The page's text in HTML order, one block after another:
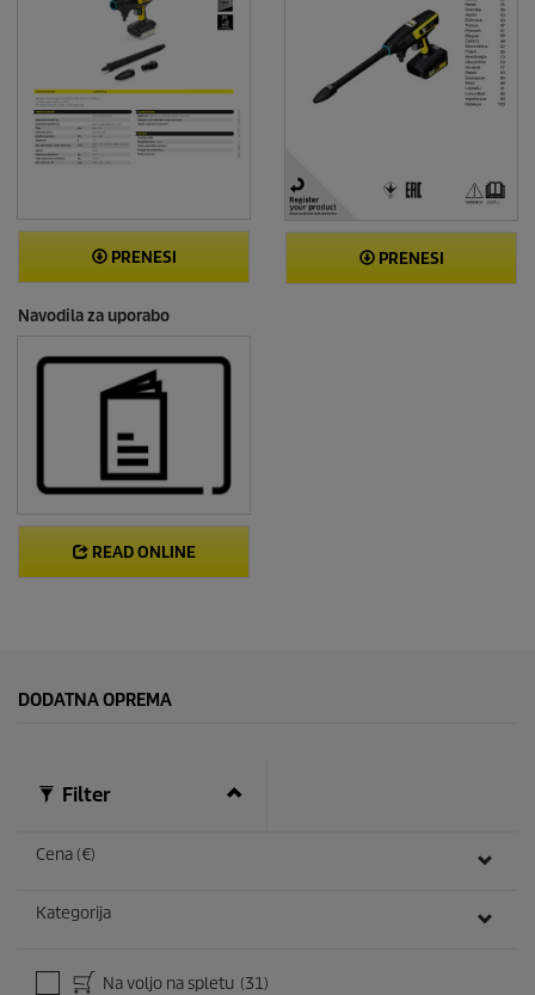
PRENESI PRENESI
Navodila za uporabo
READ ONLINE
DODATNA OPREMA
Filter
Cena (€)
Kategorija
Na voljo na spletu (31)